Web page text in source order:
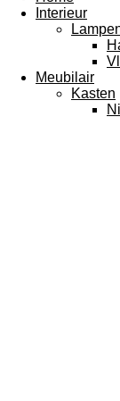
Interieur
Meubilair
Kasten